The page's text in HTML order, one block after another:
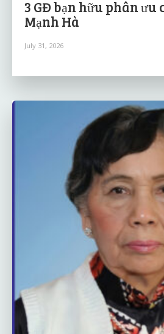
3 GĐ bạn hữu phân ưu
Mạnh Hà
July 31, 2026